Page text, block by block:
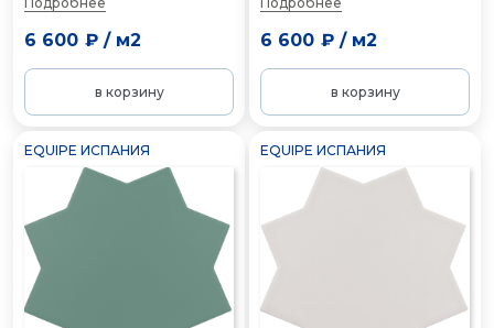
6 600 ₽/ м2
в корзину
6 600 ₽/ м2
в корзину
EQUIPE ИСПАНИЯ EQUIPE ИСПАНИЯ